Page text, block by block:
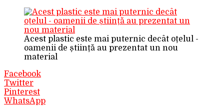
Acest plastic este mai puternic decât oțelul -
oamenii de știință au prezentat un nou
material
Facebook
Twitter
Pinterest
WhatsApp